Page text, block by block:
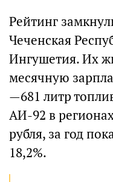
Рейтинг
Чеченская
Ингушетия. Их
месячную
—681 литр
АИ-92 в
рубля, за год
18,2%.